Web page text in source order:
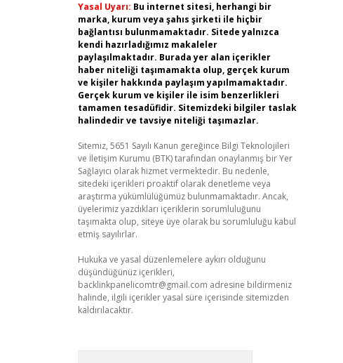
Yasal Uyarı: Bu internet sitesi, herhangi bir
marka, kurum veya şahıs şirketi ile hiçbir
bağlantısı bulunmamaktadır. Sitede yalnızca
kendi hazırladığımız makaleler
paylaşılmaktadır. Burada yer alan içerikler
haber niteliği taşımamakta olup, gerçek kurum
ve kişiler hakkında paylaşım yapılmamaktadır.
Gerçek kurum ve kişiler ile isim benzerlikleri
tamamen tesadüfidir. Sitemizdeki bilgiler taslak
halindedir ve tavsiye niteliği taşımazlar.
Sitemiz, 5651 Sayılı Kanun gereğince Bilgi Teknolojileri
ve İletişim Kurumu (BTK) tarafından onaylanmış bir Yer
Sağlayıcı olarak hizmet vermektedir. Bu nedenle,
sitedeki içerikleri proaktif olarak denetleme veya
araştırma yükümlülüğümüz bulunmamaktadır. Ancak,
üyelerimiz yazdıkları içeriklerin sorumluluğunu
taşımakta olup, siteye üye olarak bu sorumluluğu kabul
etmiş sayılırlar.
Hukuka ve yasal düzenlemelere aykırı olduğunu
düşündüğünüz içerikleri,
backlinkpanelicomtr@gmail.com adresine bildirmeniz
halinde, ilgili içerikler yasal süre içerisinde sitemizden
kaldırılacaktır.